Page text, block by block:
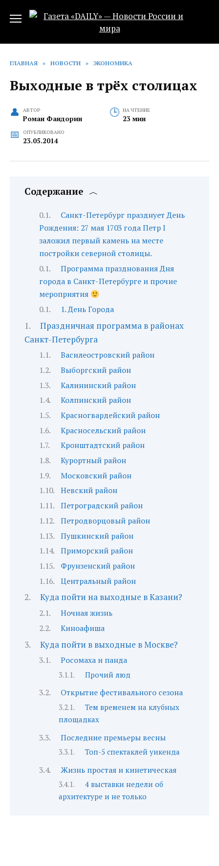
ГЛАВНАЯ » НОВОСТИ » ЭКОНОМИКА
Выходные в трёх столицах
АВТОР
Роман Фандорин
НА ЧТЕНИЕ
23 мин
ОПУБЛИКОВАНО
23.05.2014
Содержание
Санкт-Петербург празднует День
Рождения: 27 мая 1703 года Петр I
заложил первый камень на месте
постройки северной столицы.
Программа празднования Дня
города в Санкт-Петербурге и прочие
мероприятия
1. День Города
Праздничная программа в районах
Санкт-Петербурга
Василеостровский район
Выборгский район
Калининский район
Колпинский район
Красногвардейский район
Красносельский район
Кронштадтский район
Курортный район
Московский район
Невский район
Петроградский район
Петродворцовый район
Пушкинский район
Приморский район
Фрунзенский район
Центральный район
Куда пойти на выходные в Казани?
Ночная жизнь
Киноафиша
Куда пойти в выходные в Москве?
Росомаха и панда
Прочий люд
Открытие фестивального сезона
Тем временем на клубных
площадках
Последние премьеры весны
Топ-5 спектаклей уикенда
Жизнь простая и кинетическая
4 выставки недели об
архитектуре и не только